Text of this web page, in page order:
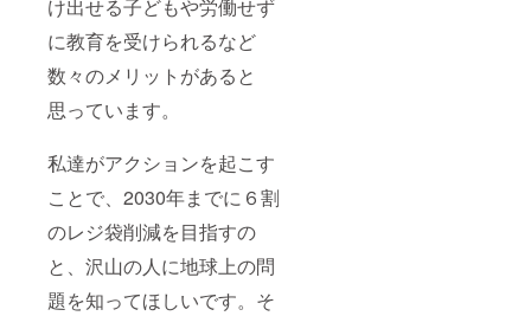
け出せる子どもや労働せず
に教育を受けられるなど
数々のメリットがあると
思っています。
私達がアクションを起こす
ことで、2030年までに６割
のレジ袋削減を目指すの
と、沢山の人に地球上の問
題を知ってほしいです。そ